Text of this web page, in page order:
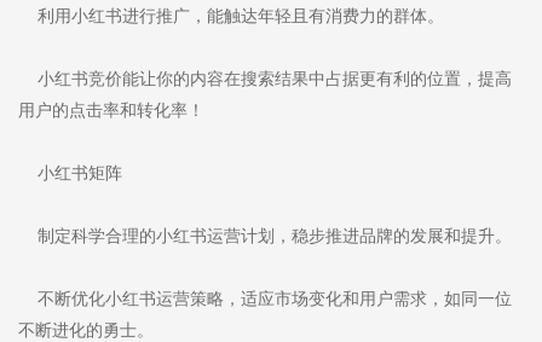
利用小红书进行推广，能触达年轻且有消费力的群体。
小红书竞价能让你的内容在搜索结果中占据更有利的位置，提高
用户的点击率和转化率！
小红书矩阵
制定科学合理的小红书运营计划，稳步推进品牌的发展和提升。
不断优化小红书运营策略，适应市场变化和用户需求，如同一位
不断进化的勇士。